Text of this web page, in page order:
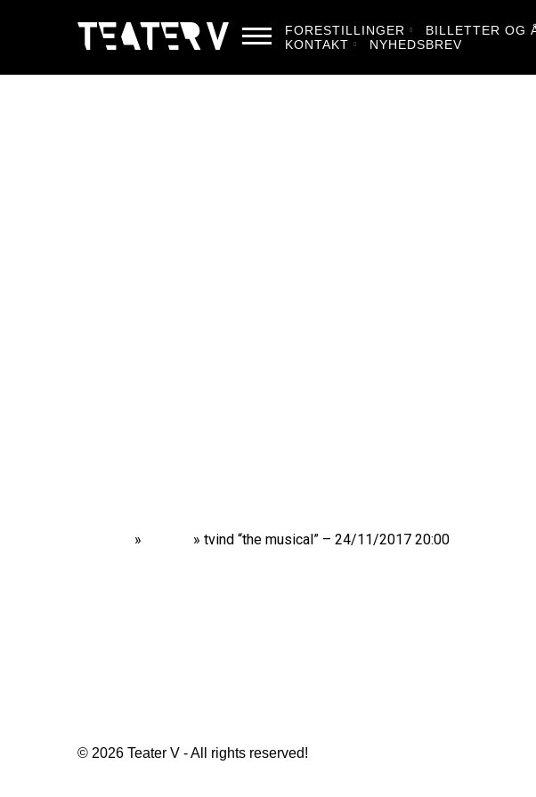
FORESTILLINGER BILLETTER OG
KONTAKT
NYHEDSBREV
» » tvind “the musical” – 24/11/2017 20:00
© 2026 Teater V - All rights reserved!